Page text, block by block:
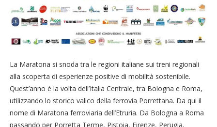
La Maratona si snoda tra le regioni italiane sui treni regionali
alla scoperta di esperienze positive di mobilità sostenibile.
Quest’anno è la volta dell’Italia Centrale, tra Bologna e Roma,
utilizzando lo storico valico della ferrovia Porrettana. Da qui il
nome di Maratona ferroviaria dell’Etruria. Da Bologna a Roma
passando per Porretta Terme, Pistoia, Firenze, Perugia,